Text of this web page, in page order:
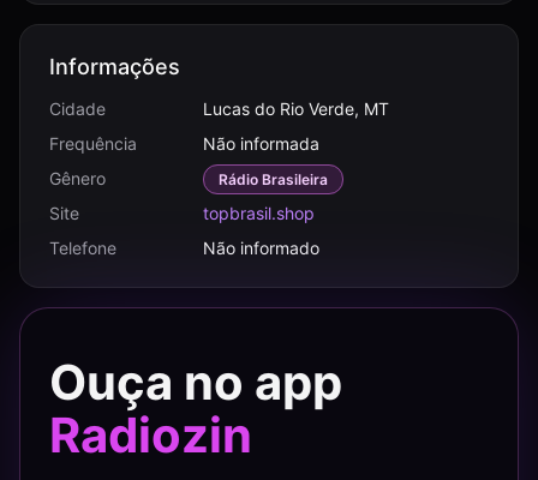
Informações
Cidade
Lucas do Rio Verde, MT
Frequência
Não informada
Gênero
Rádio Brasileira
Site
topbrasil.shop
Telefone
Não informado
Ouça no app
Radiozin